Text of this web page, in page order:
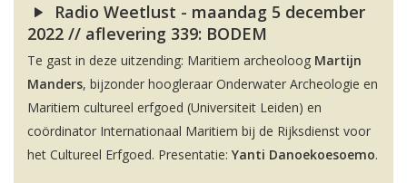
Radio Weetlust - maandag 5 december
2022 // aflevering 339: BODEM
Te gast in deze uitzending: Maritiem archeoloog Martijn
Manders, bijzonder hoogleraar Onderwater Archeologie en
Maritiem cultureel erfgoed (Universiteit Leiden) en
coördinator Internationaal Maritiem bij de Rijksdienst voor
het Cultureel Erfgoed. Presentatie: Yanti Danoekoesoemo.